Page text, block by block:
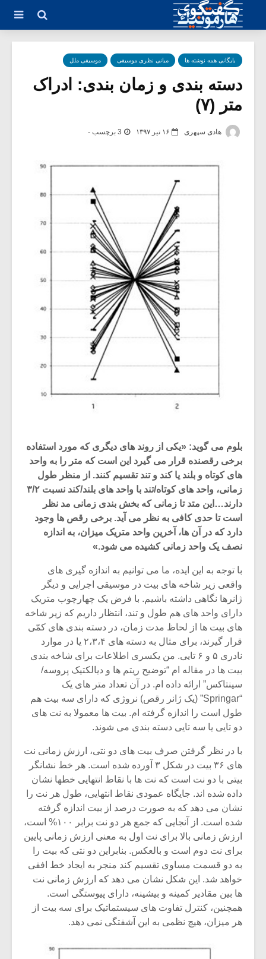
بایگانی همه نوشته ها مبانی نظری موسیقی موسیقی ملل
دسته بندی و زمان بندی: ادراک
متر (۷)
هادی سپهری ۱۶ تیر ۱۳۹۷ 3 برچسب -
بلوم می گوید: «یکی از روند های دیگری که مورد استفاده
برخی رقصنده قرار می گیرد این است که متر را به واحد
های کوتاه و بلند یا کند و تند تقسیم کنند. از منظر طول
زمانی، واحد های کوتاه/تند با واحد های بلند/کند نسبت ۳/۲
دارند…این متد تا زمانی که بخش بندی زمانی مد نظر
است تا حدی کافی به نظر می آید. برخی رقص ها وجود
دارد که در آن ها، آخرین واحد متریک میزان، به اندازه
نصف یک واحد زمانی کشیده می شود.»
با توجه به این ایده، ما می توانیم به اندازه گیری های
واقعی زیر شاخه های بیت در موسیقی اجرایی و دیگر
ژانرها نگاهی داشته باشیم. با فرض یک چهارچوب متریک
دارای واحد های هم طول و تند، انتظار داریم که زیر شاخه
های بیت ها از لحاظ مدت زمان، در دسته بندی های کمّی
قرار گیرند، برای مثال به دسته های ۲،۳،۴ یا در موارد
نادری ۵ و ۶ تایی. من یکسری اطلاعات برای شاخه بندی
بیت ها در مقاله ام “توضیح ریتم ها و دیالکتیک پروسه/
سینتاکس” ارائه داده ام. در آن تعداد متر های یک
“Springar” (یک ژانر رقص) نروژی که دارای سه بیت هم
طول است را اندازه گرفته ام. بیت ها معمولا به نت های
دو تایی یا سه تایی دسته بندی می شوند.
با در نظر گرفتن صرف بیت های دو نتی، ارزش زمانی نت
های ۳۶ بیت در شکل ۳ آورده شده است. هر خط نشانگر
بیتی با دو نت است که نت ها با نقاط انتهایی خطها نشان
داده شده اند. جایگاه عمودی نقاط انتهایی، طول هر نت را
نشان می دهد که به صورت درصد از بیت اندازه گرفته
شده است. از آنجایی که جمع هر دو نت برابر ۱۰۰% است،
ارزش زمانی بالا برای نت اول به معنی ارزش زمانی پایین
برای نت دوم است و بالعکس. بنابراین دو نتی که بیت را
به دو قسمت مساوی تقسیم کند منجر به ایجاد خط افقی
خواهد شد. این شکل نشان می دهد که ارزش زمانی نت
ها بین مقادیر کمینه و بیشینه، دارای پیوستگی است.
همچنین، کنترل تفاوت های سیستماتیک برای سه بیت از
هر میزان، هیچ نظمی به این آشفتگی نمی دهد.
میکلوش روژا
یادداشتی بر موسیقی
متن فیلم «متری
شیش و نیم»
اگر نمی توانی
مشهورترین باشی،
بدنام ترین باش
موریس ژار
موسیقی
موسیقی
سکانسی
موسیقی